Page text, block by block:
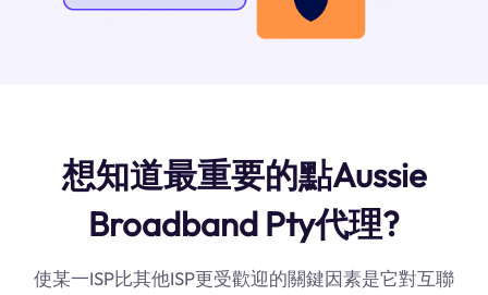
想知道最重要的點Aussie
Broadband Pty代理?
使某一ISP比其他ISP更受歡迎的關鍵因素是它對互聯